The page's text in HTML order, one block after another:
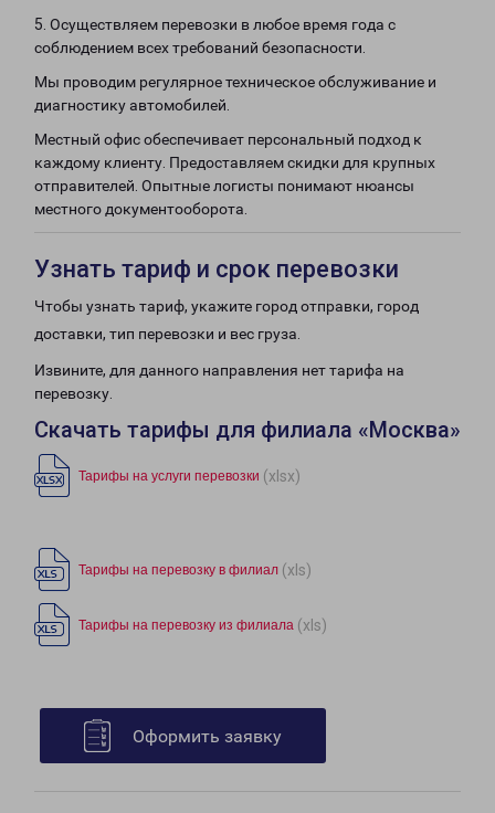
5. Осуществляем перевозки в любое время года с
соблюдением всех требований безопасности.
Мы проводим регулярное техническое обслуживание и
диагностику автомобилей.
Местный офис обеспечивает персональный подход к
каждому клиенту. Предоставляем скидки для крупных
отправителей. Опытные логисты понимают нюансы
местного документооборота.
Узнать тариф и срок перевозки
Чтобы узнать тариф, укажите город отправки, город
доставки, тип перевозки и вес груза.
Извините, для данного направления нет тарифа на
перевозку.
Скачать тарифы для филиала «Москва»
Тарифы на услуги перевозки (xlsx)
Тарифы на перевозку в филиал (xls)
Тарифы на перевозку из филиала (xls)
Оформить заявку